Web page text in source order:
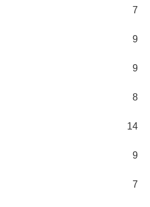
7
9
9
8
14
9
7